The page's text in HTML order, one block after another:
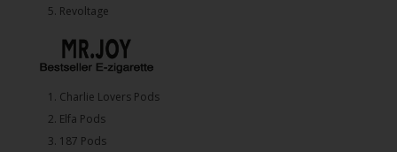
5. ⁠Revoltage
1.⁠ ⁠Charlie Lovers Pods
2.⁠ ⁠⁠Elfa Pods
3.⁠ ⁠⁠187 Pods